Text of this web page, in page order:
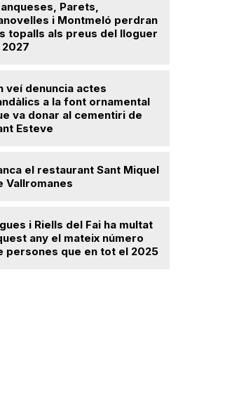
Parets,
i Montmeló perdran
topalls als preus del lloguer
2027
veí denuncia actes
a la font ornamental
va donar al cementiri de
Esteve
el restaurant Sant Miquel
Vallromanes
i Riells del Fai ha multat
any el mateix número
persones que en tot el 2025